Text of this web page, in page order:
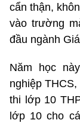
cẩn thận,
vào trường
đầu ngành
Năm học
nghiệp
thi lớp 10
lớp 10 cho